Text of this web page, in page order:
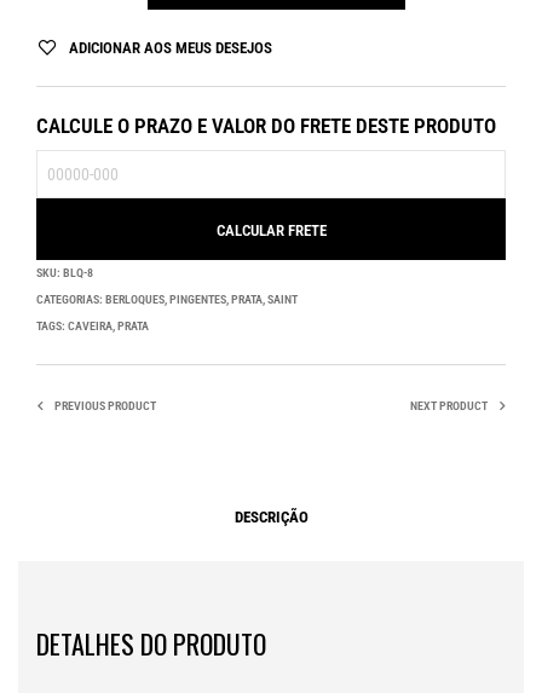
ADICIONAR AOS MEUS DESEJOS
CALCULE O PRAZO E VALOR DO FRETE DESTE PRODUTO
SKU: BLQ-8
CATEGORIAS: BERLOQUES PINGENTES PRATA SAINT
TAGS: CAVEIRA PRATA
PREVIOUS PRODUCT NEXT PRODUCT
DESCRIÇÃO
DETALHES DO PRODUTO